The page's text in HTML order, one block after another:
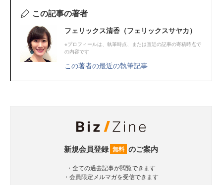
この記事の著者
フェリックス清香（フェリックスサヤカ）
※プロフィールは、執筆時点、または直近の記事の寄稿時点で
の内容です
この著者の最近の執筆記事
新規会員登録 無料 のご案内
・全ての過去記事が閲覧できます
・会員限定メルマガを受信できます